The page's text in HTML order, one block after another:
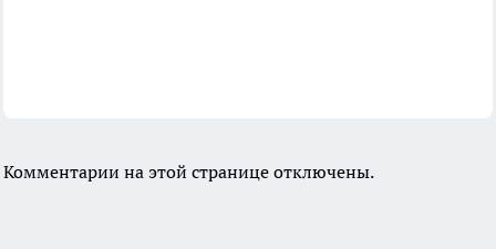
Комментарии на этой странице отключены.